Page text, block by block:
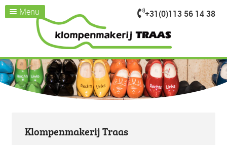
+31(0)113 56 14 38
Ga
GaMenu
Home
Assortiment
Submenu
uitvouwen
Kijk je nemen
Over ons
Klompenmakerij
Nieuws & Evenementen
Klompenmakerij Traas